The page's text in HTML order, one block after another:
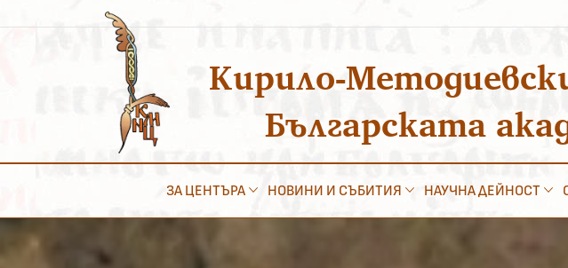
към
Кирило-
Българската
ЗА ЦЕНТЪРА НОВИНИ И СЪБИТИЯ НАУЧНА ДЕЙНОСТ